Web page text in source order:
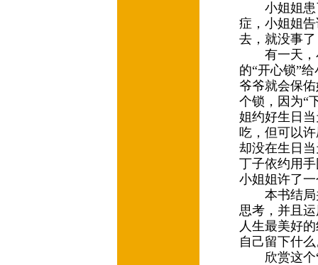
小姐姐患
症，小姐姐
去，就没事
有一天，
的“开心锁”
爷爷就会保
个锁，因为“
姐约好生日
吃，但可以
却没在生日
丁子依约用
小姐姐许了
本书结局
思考，并且
人生最美好
自己留下什
欣赏这个“